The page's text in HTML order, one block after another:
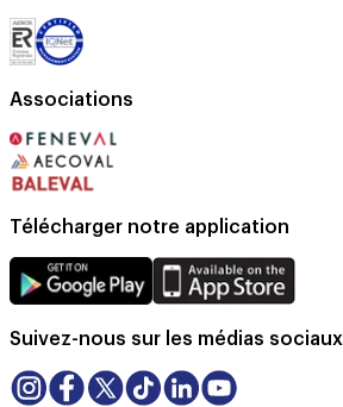
Associations
Télécharger notre application
Suivez-nous sur les médias sociaux